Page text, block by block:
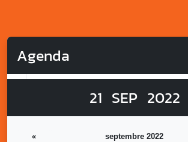
Agenda
21 SEP 2022
« septembre 2022